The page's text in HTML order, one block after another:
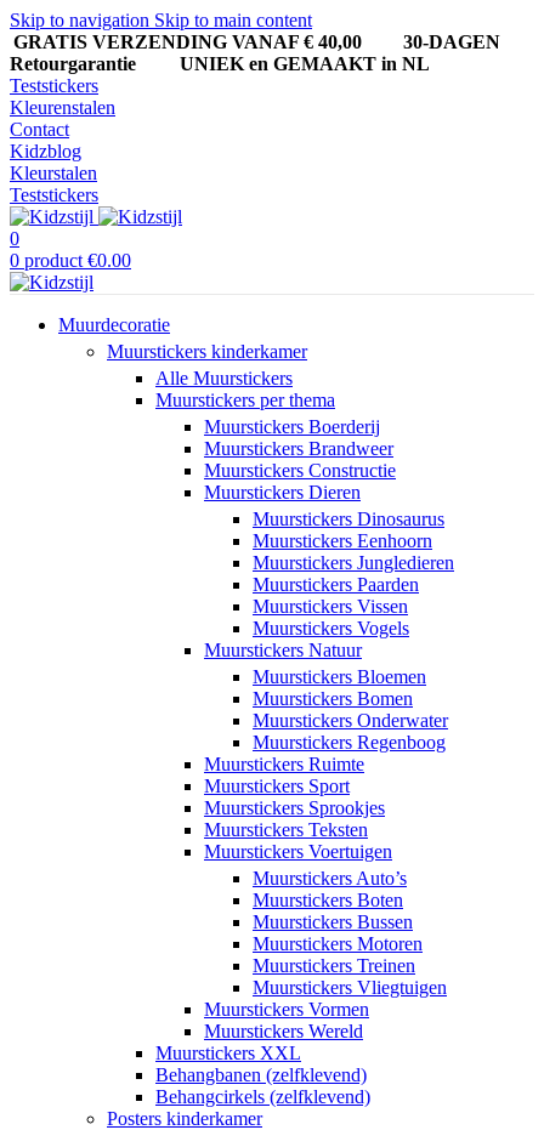
Skip to navigation Skip to main content
GRATIS VERZENDING VANAF € 40,00
30-DAGEN
Retourgarantie UNIEK en GEMAAKT in NL
Teststickers
Kleurenstalen
Contact
Kidzblog
Kleurstalen
Teststickers
0
0 product €0.00
Muurdecoratie
Muurstickers kinderkamer
Alle Muurstickers
Muurstickers per thema
Muurstickers Boerderij
Muurstickers Brandweer
Muurstickers Constructie
Muurstickers Dieren
Muurstickers Dinosaurus
Muurstickers Eenhoorn
Muurstickers Jungledieren
Muurstickers Paarden
Muurstickers Vissen
Muurstickers Vogels
Muurstickers Natuur
Muurstickers Bloemen
Muurstickers Bomen
Muurstickers Onderwater
Muurstickers Regenboog
Muurstickers Ruimte
Muurstickers Sport
Muurstickers Sprookjes
Muurstickers Teksten
Muurstickers Voertuigen
Muurstickers Auto’s
Muurstickers Boten
Muurstickers Bussen
Muurstickers Motoren
Muurstickers Treinen
Muurstickers Vliegtuigen
Muurstickers Vormen
Muurstickers Wereld
Muurstickers XXL
Behangbanen (zelfklevend)
Behangcirkels (zelfklevend)
Posters kinderkamer